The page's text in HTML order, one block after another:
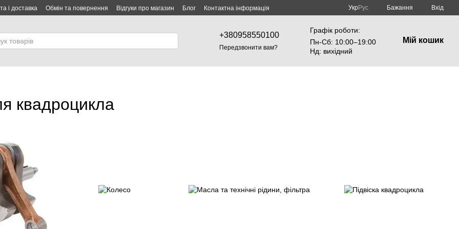
і доставка Обмін та повернення Відгуки про магазин Блог
Контактна інформація
УкрРус Бажання Вхід
+380958550100
Передзвонити вам?
Графік роботи:
Пн-Cб: 10:00–19:00
Нд: вихідний
Мій кошик
квадроцикла